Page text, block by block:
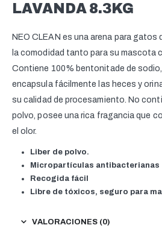
LAVANDA 8.3KG
NEO CLEAN es una arena para gatos
la comodidad tanto para su mascota
Contiene 100% bentonitade de
encapsula fácilmente las heces y
su calidad de procesamiento. No
polvo, posee una rica fragancia que
el olor.
Liber de polvo.
Micropartículas antibacterianas
Recogida fácil
Libre de tóxicos, seguro para
VALORACIONES (0)